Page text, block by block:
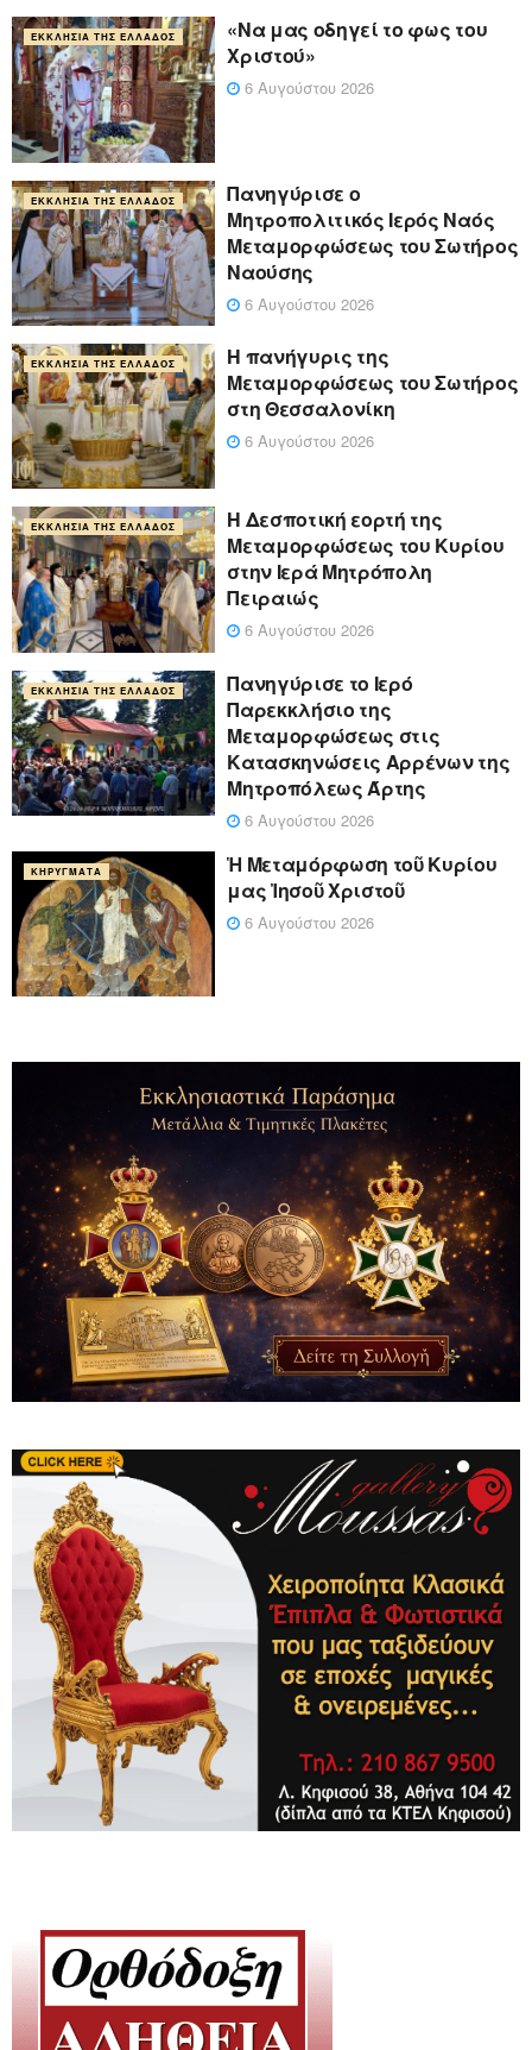
ΕΚΚΛΗΣΊΑ ΤΗΣ ΕΛΛΆΔΟΣ
«Να μας οδηγεί το φως του
Χριστού»
6 Αυγούστου 2026
ΕΚΚΛΗΣΊΑ ΤΗΣ ΕΛΛΆΔΟΣ
Πανηγύρισε ο
Μητροπολιτικός Ιερός Ναός
Μεταμορφώσεως του Σωτήρος
Ναούσης
6 Αυγούστου 2026
ΕΚΚΛΗΣΊΑ ΤΗΣ ΕΛΛΆΔΟΣ
Η πανήγυρις της
Μεταμορφώσεως του Σωτήρος
στη Θεσσαλονίκη
6 Αυγούστου 2026
ΕΚΚΛΗΣΊΑ ΤΗΣ ΕΛΛΆΔΟΣ
Η Δεσποτική εορτή της
Μεταμορφώσεως του Κυρίου
στην Ιερά Μητρόπολη
Πειραιώς
6 Αυγούστου 2026
ΕΚΚΛΗΣΊΑ ΤΗΣ ΕΛΛΆΔΟΣ
Πανηγύρισε το Ιερό
Παρεκκλήσιο της
Μεταμορφώσεως στις
Κατασκηνώσεις Αρρένων της
Μητροπόλεως Άρτης
6 Αυγούστου 2026
ΚΗΡΎΓΜΑΤΑ
Ἡ Μεταμόρφωση τοῦ Κυρίου
μας Ἰησοῦ Χριστοῦ
6 Αυγούστου 2026